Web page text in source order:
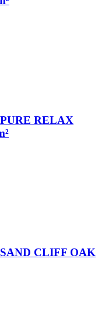
RELAX
CLIFF OAK